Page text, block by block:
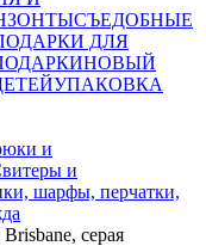
ЗОНТЫСЪЕДОБНЫЕ
ДЛЯ
НОВЫЙ
УПАКОВКА
и
и
шарфы, перчатки,
серая